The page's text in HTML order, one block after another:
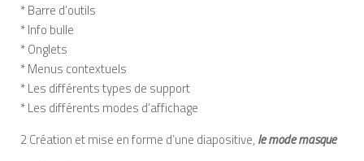
* Barre d’outils
* Info bulle
* Onglets
* Menus contextuels
* Les différents types de support
* Les différents modes d’affichage
2 Création et mise en forme d’une diapositive, le mode masque